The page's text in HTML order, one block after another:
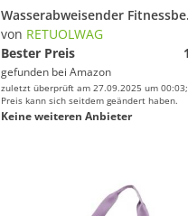
von RETUOLWAG
Bester Preis
gefunden bei Amazon
zuletzt überprüft am 27.09.2025 um
Preis kann sich seitdem geändert haben.
Keine weiteren Anbieter